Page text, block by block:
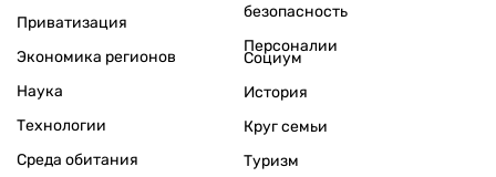
Приватизация
Экономика регионов
безопасность
Персоналии
Наука
Технологии
Среда обитания
Социум
История
Круг семьи
Туризм